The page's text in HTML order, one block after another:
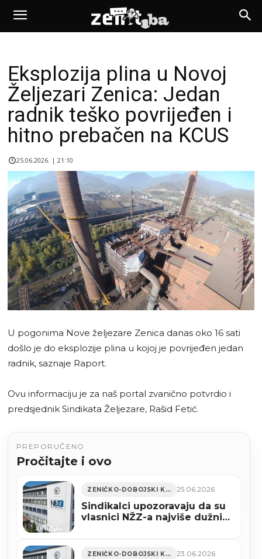
Eksplozija plina u Novoj
Željezari Zenica: Jedan
radnik teško povrijeđen i
hitno prebačen na KCUS
25.06.2026. | 21:10
U pogonima Nove željezare Zenica danas oko 16 sati
došlo je do eksplozije plina u kojoj je povrijeđen jedan
radnik, saznaje Raport.
Ovu informaciju je za naš portal zvanično potvrdio i
predsjednik Sindikata Željezare, Rašid Fetić.
PREPORUČENO
Pročitajte i ovo
ZENIČKO-DOBOJSKI KANTON 25.06.2026
Sindikalci upozoravaju da su
vlasnici NŽZ-a najviše dužni
ZENIČKO-DOBOJSKI KANTON 23.06.2026